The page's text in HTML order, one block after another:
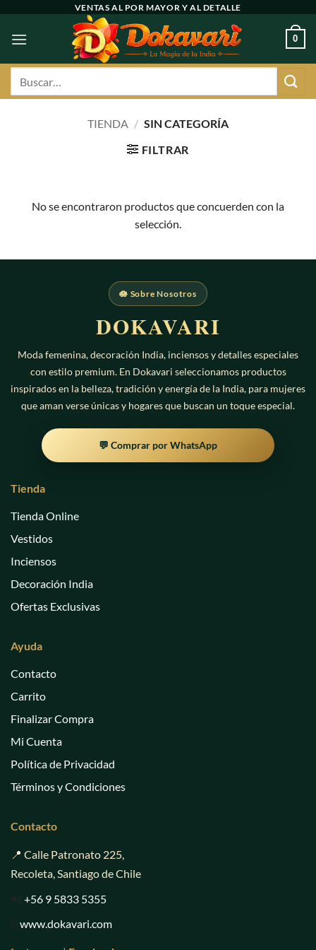
contenido
VENTAS AL POR MAYOR Y AL DETALLE
0
TIENDA / SIN CATEGORÍA
FILTRAR
No se encontraron productos que concuerden con la
selección.
🪷 Sobre Nosotros
DOKAVARI
Moda femenina, decoración India, inciensos y detalles especiales
con estilo premium. En Dokavari seleccionamos productos
inspirados en la belleza, tradición y energía de la India, para mujeres
que aman verse únicas y hogares que buscan un toque especial.
💬 Comprar por WhatsApp
Tienda
Tienda Online
Vestidos
Inciensos
Decoración India
Ofertas Exclusivas
Ayuda
Contacto
Carrito
Finalizar Compra
Mi Cuenta
Política de Privacidad
Términos y Condiciones
Contacto
📍 Calle Patronato 225,
Recoleta, Santiago de Chile
📲 +56 9 5833 5355
🌐www.dokavari.com